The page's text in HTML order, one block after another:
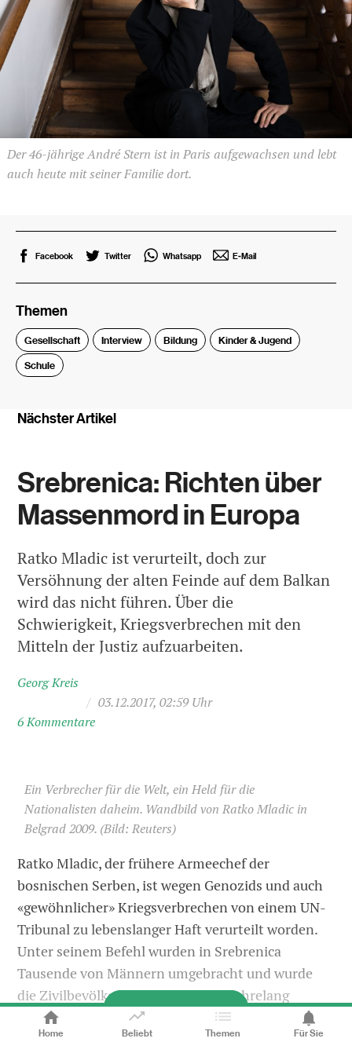
Der 46-jährige André Stern ist in Paris aufgewachsen und lebt
auch heute mit seiner Familie dort.
Facebook Twitter Whatsapp E-Mail
Themen
Gesellschaft Interview Bildung
Kinder & Jugend
Schule
Nächster Artikel
Srebrenica: Richten über
Massenmord in Europa
Ratko Mladic ist verurteilt, doch zur
Versöhnung der alten Feinde auf dem Balkan
wird das nicht führen. Über die
Schwierigkeit, Kriegsverbrechen mit den
Mitteln der Justiz aufzuarbeiten.
Georg Kreis
/ 03.12.2017, 02:59 Uhr
6 Kommentare
Ein Verbrecher für die Welt, ein Held für die
Nationalisten daheim. Wandbild von Ratko Mladic in
Belgrad 2009. (Bild: Reuters)
Ratko Mladic, der frühere Armeechef der
bosnischen Serben, ist wegen Genozids und auch
«gewöhnlicher» Kriegsverbrechen von einem UN-
Tribunal zu lebenslanger Haft verurteilt worden.
Unter seinem Befehl wurden in Srebrenica
Tausende von Männern umgebracht und wurde
die Zivilbevölkerung von Sarajevo jahrelang
systematisch beschossen.
Diesen Artikel lesen
Home Beliebt Themen Für Sie